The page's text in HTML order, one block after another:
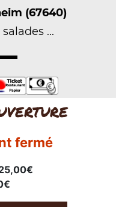
(67640)
...
fermé